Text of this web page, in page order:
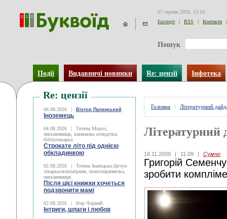
07 серпня 2026, 13:19
Експорт
| RSS | Контакти |
Пошук
Події Видавничі новинки Re: цензії Інфотека
Re: цензії
06.08.2026 | Віктор Палинський
Іноземець
04.08.2026 |
Тетяна Мороз,
письменниця, книжкова оглядачка,
бібліотекарка
Строкате літо під однією
обкладинкою
02.08.2026 |
Тетяна Іваніцька-Дячун
лікарка-психіатриня, психотерапевтка,
письменниця
Після цієї книжки хочеться
подзвонити мамі
02.08.2026 | Ігор Чорний
Інтриги, шпаги і любов
Головна \ Літературний
Літературний
16.11.2009 | 11:09 | Сумно
Григорій
зробити